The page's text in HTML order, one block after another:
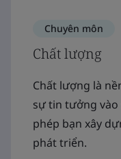
Chuyên môn
Chất lượng
Chất lượng là
sự tin tưởng vào
phép bạn xây
phát triển.